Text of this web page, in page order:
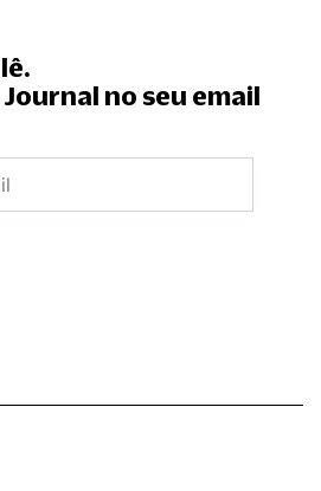
no seu email